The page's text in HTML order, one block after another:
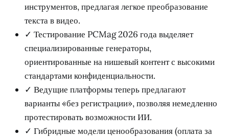
инструментов, предлагая легкое преобразование
текста в видео.
✓ Тестирование PCMag 2026 года выделяет
специализированные генераторы,
ориентированные на нишевый контент с высокими
стандартами конфиденциальности.
✓ Ведущие платформы теперь предлагают
варианты «без регистрации», позволяя немедленно
протестировать возможности ИИ.
✓ Гибридные модели ценообразования (оплата за